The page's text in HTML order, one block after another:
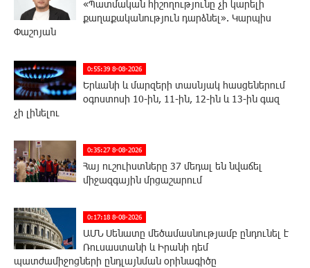
«Պատմական հիշողությունը չի կարելի
քաղաքականություն դարձնել». Կարպիս
Փաշոյան
0:55:39 8-08-2026
Երևանի և մարզերի տասնյակ հասցեներում
օգոստոսի 10-ին, 11-ին, 12-ին և 13-ին գազ
չի լինելու
0:35:27 8-08-2026
Հայ ուշուիստները 37 մեդալ են նվաճել
միջազգային մրցաշարում
0:17:18 8-08-2026
ԱՄՆ Սենատը մեծամասնությամբ ընդունել է
Ռուսաստանի և Իրանի դեմ
պատժամիջոցների ընդլայնման օրինագիծը